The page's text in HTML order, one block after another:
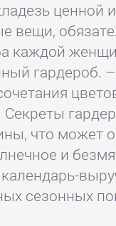
ценной
вещи,
каждой
гардероб.
Секреты
что может
и
сезонных